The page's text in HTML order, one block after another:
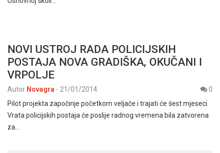
NOVI USTROJ RADA POLICIJSKIH
POSTAJA NOVA GRADIŠKA, OKUČANI I
VRPOLJE
Autor Novagra - 21/01/2014
0
Pilot projekta započinje početkom veljače i trajati će šest mjeseci.
Vrata policijskih postaja će poslije radnog vremena bila zatvorena
za…